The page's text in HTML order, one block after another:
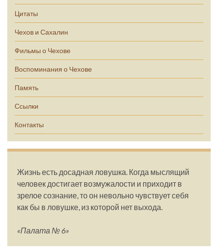
Цитаты
Чехов и Сахалин
Фильмы о Чехове
Воспоминания о Чехове
Память
Ссылки
Контакты
Жизнь есть досадная ловушка. Когда мыслящий
человек достигает возмужалости и приходит в
зрелое сознание, то он невольно чувствует себя
как бы в ловушке, из которой нет выхода.
«Палата № 6»